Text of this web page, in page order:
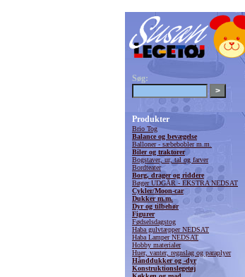
Søg:
Produkter
Brio Tog
Balance og bevægelse
Balloner - sæbebobler m.m.
Biler og traktorer
Bogstaver, ur, tal og farver
Bordteater
Borg, drager og riddere
Bøger UDGÅR - EKSTRA NEDSAT
Cykler/Moon-car
Dukker m.m.
Dyr og tilbehør
Figurer
Fødselsdagstog
Haba gulvtæpper NEDSAT
Haba Lamper NEDSAT
Hobby materialer
Huer, vanter, regnslag og paraplyer
Hånddukker og -dyr
Konstruktionslegetøj